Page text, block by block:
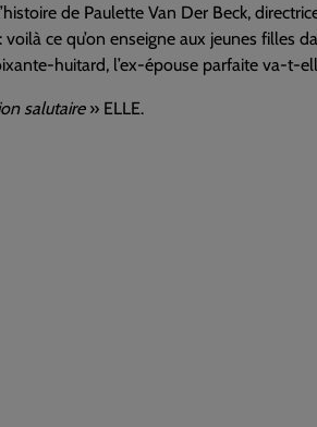
de Paulette Van Der Beck,
ce qu’on enseigne aux jeunes filles
huitard, l’ex-épouse parfaite va-t-
salutaire» ELLE.